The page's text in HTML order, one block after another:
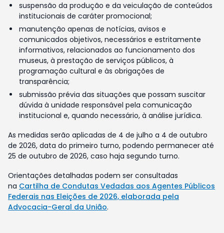
suspensão da produção e da veiculação de conteúdos
institucionais de caráter promocional;
manutenção apenas de notícias, avisos e
comunicados objetivos, necessários e estritamente
informativos, relacionados ao funcionamento dos
museus, à prestação de serviços públicos, à
programação cultural e às obrigações de
transparência;
submissão prévia das situações que possam suscitar
dúvida à unidade responsável pela comunicação
institucional e, quando necessário, à análise jurídica.
As medidas serão aplicadas de 4 de julho a 4 de outubro
de 2026, data do primeiro turno, podendo permanecer até
25 de outubro de 2026, caso haja segundo turno.
Orientações detalhadas podem ser consultadas
na Cartilha de Condutas Vedadas aos Agentes Públicos
Federais nas Eleições de 2026, elaborada pela
Advocacia-Geral da União.